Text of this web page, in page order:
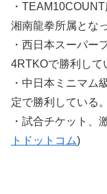
・
湘南龍拳所属とな
・西日本スーパー
4RTKOで勝利して
・中日本ミニマム
定で勝利している。
・試合チケット、
トドットコム)